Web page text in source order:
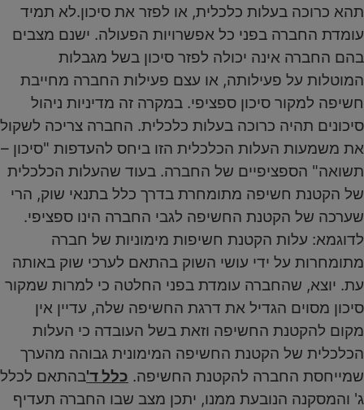
תהא כרוכה בעלות כלכלית, או לפזר את סיכון.לא תמיד
עומדת החברה בפני כל אפשרויות הפעולה. ישנם מצבים
בהם החברה אינה יכולה לפזר סיכון בשל מגבלות
המוטלות על פעילותה, או עצם פעילות החברה מחייבת
חשיפה למקור סיכון ספציפי. במקרה זה מדיניות ניהול
סיכונים תהיה כרוכה בעלות כלכלית. החברה צריכה לשקול
את משמעות העלות הכלכלית הזו ביחס להעדפות "סיכון –
תשואה" הספציפיים של החברה. בעוד שהעלות הכלכלית
של הקטנת חשיפה מתומחרת בדרך כלל בתנאי שוק, הרי
שערכה של הקטנת החשיפה לגבי החברה הינו ספציפי.
לדוגמא: עלות הקטנת חשיפות מימוניות של חברה
מתומחרות על ידי עושי השוק בהתאם לערכי שוק באותה
עת. יוצא, שהחברה עומדת בפני החלטה כי למרות שמקור
סיכון מסוים הגדיל את דרגת החשיפה שלה, עדיין אין
מקום להקטנת החשיפה וזאת בשל העובדה כי העלות
הכלכלית של הקטנת החשיפה המימונית גבוהה מהערך
שמייחסת החברה להקטנת החשיפה. כלל ד'בהתאם לכלל
ג' והמסקנה הנובעת ממנו, יתכן מצב שבו החברה תעדיף